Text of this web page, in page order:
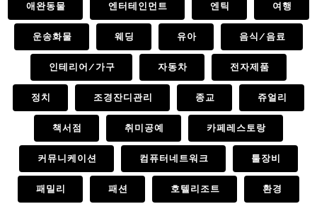
애완동물 엔터테인먼트 엔틱 여행
운송화물 웨딩 유아 음식/음료
인테리어/가구 자동차 전자제품
정치 조경잔디관리 종교 쥬얼리
책서점 취미공예 카페레스토랑
커뮤니케이션 컴퓨터네트워크 툴장비
패밀리 패션 호텔리조트 환경